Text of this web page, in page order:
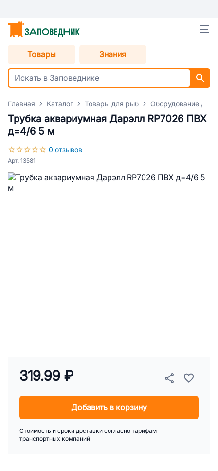
Товары Знания
Главная Каталог Товары для рыб Оборудование для
Трубка аквариумная Дарэлл RP7026 ПВХ
д=4/6 5 м
0 отзывов
Арт. 13581
319.99 ₽
Добавить в корзину
Стоимость и сроки доставки согласно тарифам
транспортных компаний